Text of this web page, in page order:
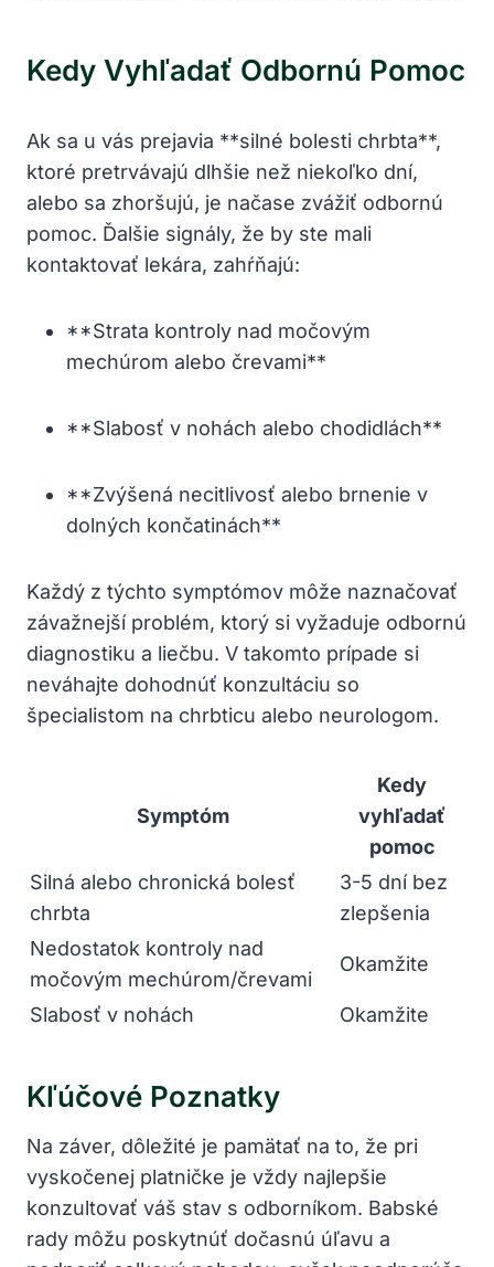
Kedy Vyhľadať Odbornú Pomoc
Ak sa u⁢ vás prejavia **silné‌ bolesti chrbta**,
ktoré pretrvávajú dlhšie než⁣ niekoľko dní,
alebo sa zhoršujú, je načase zvážiť odbornú
‍pomoc. Ďalšie⁤ signály, že by ste⁣ mali
kontaktovať lekára, zahŕňajú:
**Strata ​kontroly nad močovým
mechúrom​ alebo črevami**
**Slabosť ⁢v nohách alebo chodidlách**
**Zvýšená necitlivosť ⁣alebo ‍brnenie v
dolných‍ končatinách**
Každý z týchto ‌symptómov môže⁤ naznačovať
‌závažnejší problém, ktorý⁤ si vyžaduje odbornú
diagnostiku​ a liečbu. V‌ takomto prípade ‌si
neváhajte dohodnúť ​konzultáciu so
špecialistom na chrbticu alebo neurologom.
Symptóm
Kedy
vyhľadať
pomoc
Silná⁤ alebo chronická bolesť
chrbta
3-5‌ dní bez
zlepšenia
Nedostatok ⁢kontroly nad
močovým mechúrom/črevami
Okamžite
Slabosť v nohách Okamžite
Kľúčové Poznatky
Na záver, dôležité‌ je ‍pamätať na to, že pri
vyskočenej platničke je vždy najlepšie
konzultovať⁤ váš stav s odborníkom. Babské
rady môžu poskytnúť⁤ dočasnú⁣ úľavu a